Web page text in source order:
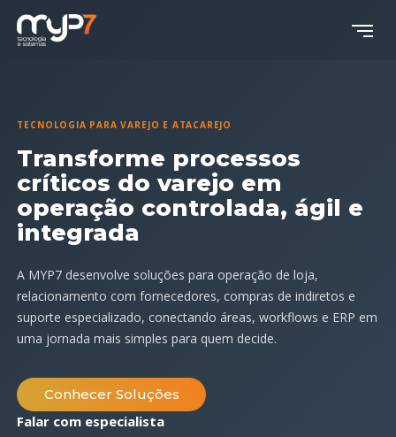
TECNOLOGIA PARA VAREJO E ATACAREJO
Transforme processos
críticos do varejo em
operação controlada, ágil e
integrada
A MYP7 desenvolve soluções para operação de loja,
relacionamento com fornecedores, compras de indiretos e
suporte especializado, conectando áreas, workflows e ERP em
uma jornada mais simples para quem decide.
Conhecer Soluções
Falar com especialista